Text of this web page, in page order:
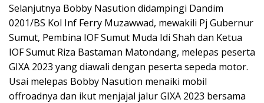
Selanjutnya Bobby Nasution didampingi Dandim
0201/BS Kol Inf Ferry Muzawwad, mewakili Pj Gubernur
Sumut, Pembina IOF Sumut Muda Idi Shah dan Ketua
IOF Sumut Riza Bastaman Matondang, melepas peserta
GIXA 2023 yang diawali dengan peserta sepeda motor.
Usai melepas Bobby Nasution menaiki mobil
offroadnya dan ikut menjajal jalur GIXA 2023 bersama